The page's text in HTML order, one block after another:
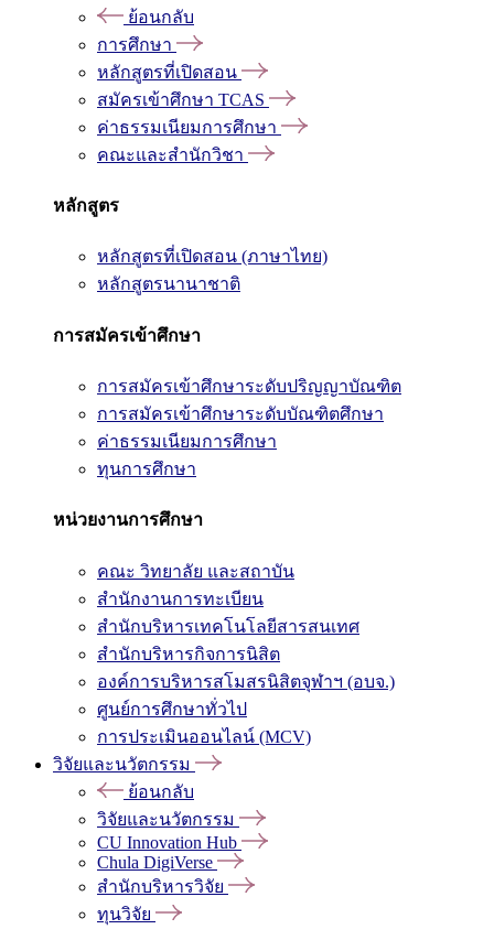
ย้อนกลับ
การศึกษา
หลักสูตรที่เปิดสอน
สมัครเข้าศึกษา TCAS
ค่าธรรมเนียมการศึกษา
คณะและสำนักวิชา
หลักสูตร
หลักสูตรที่เปิดสอน (ภาษาไทย)
หลักสูตรนานาชาติ
การสมัครเข้าศึกษา
การสมัครเข้าศึกษาระดับปริญญาบัณฑิต
การสมัครเข้าศึกษาระดับบัณฑิตศึกษา
ค่าธรรมเนียมการศึกษา
ทุนการศึกษา
หน่วยงานการศึกษา
คณะ วิทยาลัย และสถาบัน
สำนักงานการทะเบียน
สำนักบริหารเทคโนโลยีสารสนเทศ
สำนักบริหารกิจการนิสิต
องค์การบริหารสโมสรนิสิตจุฬาฯ (อบจ.)
ศูนย์การศึกษาทั่วไป
การประเมินออนไลน์ (MCV)
วิจัยและนวัตกรรม
ย้อนกลับ
วิจัยและนวัตกรรม
CU Innovation Hub
Chula DigiVerse
สำนักบริหารวิจัย
ทุนวิจัย